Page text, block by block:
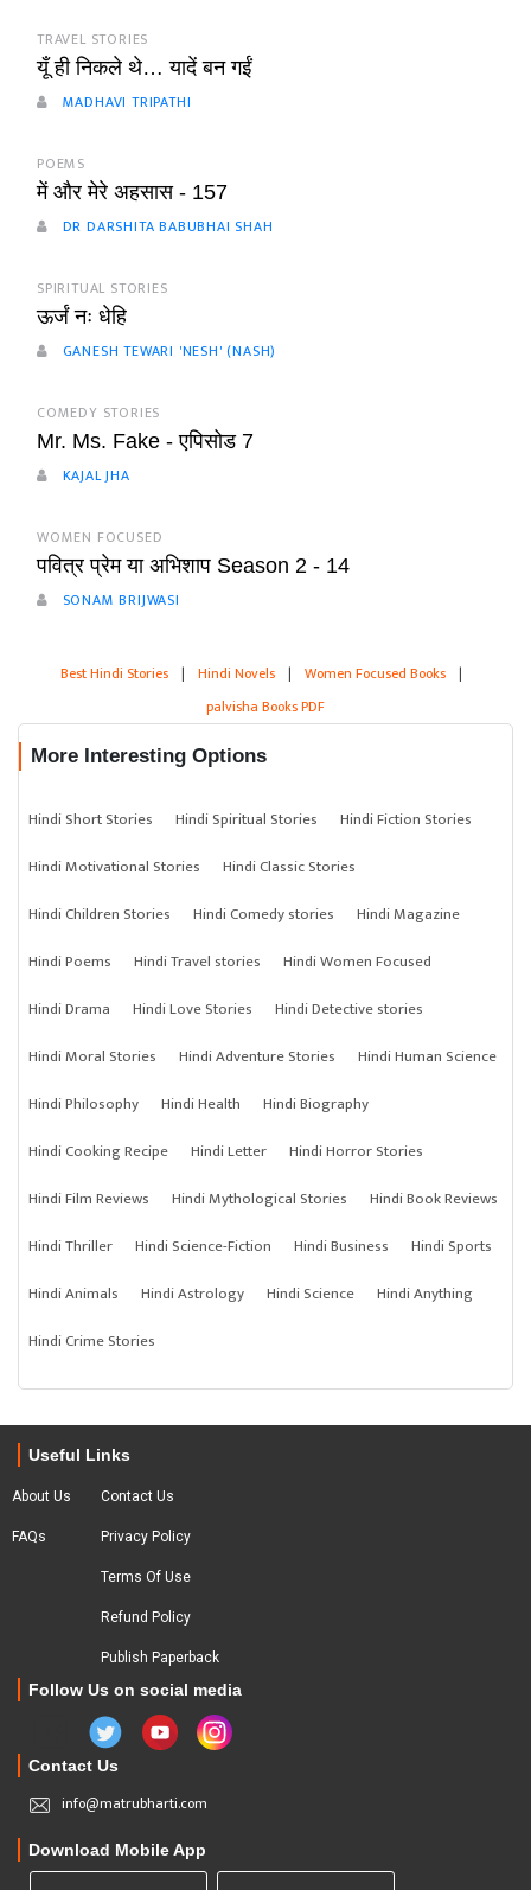
TRAVEL STORIES
यूँ ही निकले थे… यादें बन गईं
MADHAVI TRIPATHI
POEMS
में और मेरे अहसास - 157
DR DARSHITA BABUBHAI SHAH
SPIRITUAL STORIES
ऊर्जं नः धेहि
GANESH TEWARI 'NESH' (NASH)
COMEDY STORIES
Mr. Ms. Fake - एपिसोड 7
KAJAL JHA
WOMEN FOCUSED
पवित्र प्रेम या अभिशाप Season 2 - 14
SONAM BRIJWASI
Best Hindi Stories | Hindi Novels | Women Focused Books |
palvisha Books PDF
More Interesting Options
Hindi Short Stories Hindi Spiritual Stories
Hindi Fiction Stories
Hindi Motivational Stories
Hindi Classic Stories
Hindi Children Stories
Hindi Comedy stories
Hindi Magazine
Hindi Poems
Hindi Travel stories
Hindi Women Focused
Hindi Drama
Hindi Love Stories
Hindi Detective stories
Hindi Moral Stories
Hindi Adventure Stories
Hindi Human Science
Hindi Philosophy
Hindi Health
Hindi Biography
Hindi Cooking Recipe
Hindi Letter
Hindi Horror Stories
Hindi Film Reviews
Hindi Mythological Stories
Hindi Book Reviews
Hindi Thriller
Hindi Science-Fiction Hindi Business
Hindi Sports
Hindi Animals
Hindi Astrology Hindi Science
Hindi Anything
Hindi Crime Stories
Useful Links
About Us
FAQs
Contact Us
Privacy Policy
Terms Of Use
Refund Policy
Publish Paperback
Follow Us on social media
Contact Us
info@matrubharti.com
Download Mobile App